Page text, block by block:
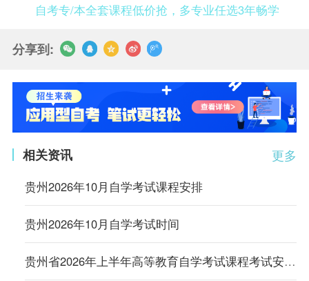
自考专/本全套课程低价抢，多专业任选3年畅学
分享到:
更多
相关资讯
贵州2026年10月自学考试课程安排
贵州2026年10月自学考试时间
贵州省2026年上半年高等教育自学考试课程考试安排表